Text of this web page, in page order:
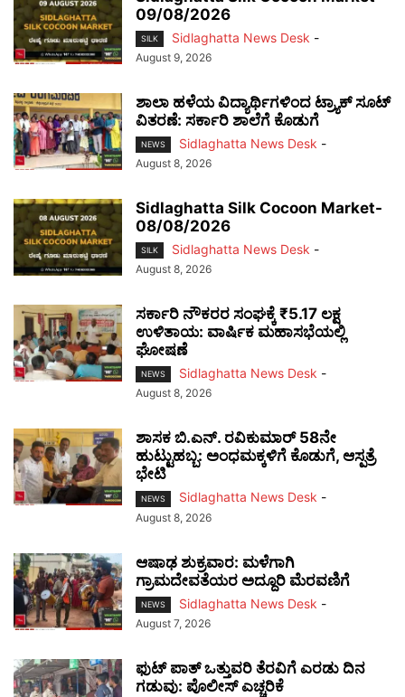
09/08/2026
SILK Sidlaghatta News Desk -
August 9, 2026
ಶಾಲಾ ಹಳೆಯ ವಿದ್ಯಾರ್ಥಿಗಳಿಂದ ಟ್ರ್ಯಾಕ್‌ ಸೂಟ್
ವಿತರಣೆ: ಸರ್ಕಾರಿ ಶಾಲೆಗೆ ಕೊಡುಗೆ
NEWS Sidlaghatta News Desk -
August 8, 2026
Sidlaghatta Silk Cocoon Market-
08/08/2026
SILK Sidlaghatta News Desk -
August 8, 2026
ಸರ್ಕಾರಿ ನೌಕರರ ಸಂಘಕ್ಕೆ ₹5.17 ಲಕ್ಷ
ಉಳಿತಾಯ: ವಾರ್ಷಿಕ ಮಹಾಸಭೆಯಲ್ಲಿ
ಘೋಷಣೆ
NEWS Sidlaghatta News Desk -
August 8, 2026
ಶಾಸಕ ಬಿ.ಎನ್. ರವಿಕುಮಾರ್ 58ನೇ
ಹುಟ್ಟುಹಬ್ಬ: ಅಂಧಮಕ್ಕಳಿಗೆ ಕೊಡುಗೆ, ಆಸ್ಪತ್ರೆ
ಭೇಟಿ
NEWS Sidlaghatta News Desk -
August 8, 2026
ಆಷಾಢ ಶುಕ್ರವಾರ: ಮಳೆಗಾಗಿ
ಗ್ರಾಮದೇವತೆಯರ ಅದ್ದೂರಿ ಮೆರವಣಿಗೆ
NEWS Sidlaghatta News Desk -
August 7, 2026
ಫುಟ್‌ ಪಾತ್ ಒತ್ತುವರಿ ತೆರವಿಗೆ ಎರಡು ದಿನ
ಗಡುವು: ಪೊಲೀಸ್ ಎಚ್ಚರಿಕೆ